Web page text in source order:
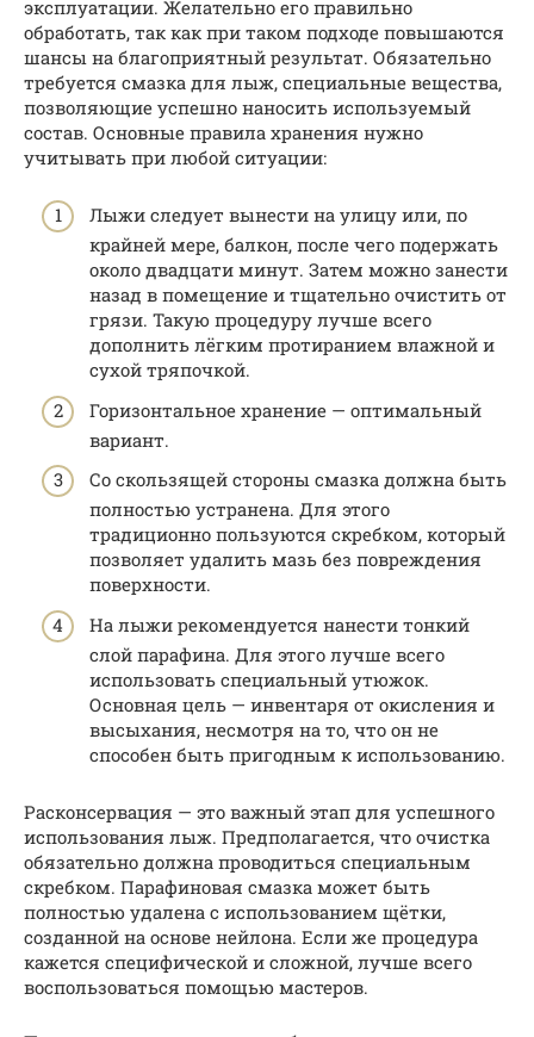
эксплуатации. Желательно его правильно
обработать, так как при таком подходе повышаются
шансы на благоприятный результат. Обязательно
требуется смазка для лыж, специальные вещества,
позволяющие успешно наносить используемый
состав. Основные правила хранения нужно
учитывать при любой ситуации:
Лыжи следует вынести на улицу или, по
крайней мере, балкон, после чего подержать
около двадцати минут. Затем можно занести
назад в помещение и тщательно очистить от
грязи. Такую процедуру лучше всего
дополнить лёгким протиранием влажной и
сухой тряпочкой.
Горизонтальное хранение — оптимальный
вариант.
Со скользящей стороны смазка должна быть
полностью устранена. Для этого
традиционно пользуются скребком, который
позволяет удалить мазь без повреждения
поверхности.
На лыжи рекомендуется нанести тонкий
слой парафина. Для этого лучше всего
использовать специальный утюжок.
Основная цель — инвентаря от окисления и
высыхания, несмотря на то, что он не
способен быть пригодным к использованию.
Расконсервация — это важный этап для успешного
использования лыж. Предполагается, что очистка
обязательно должна проводиться специальным
скребком. Парафиновая смазка может быть
полностью удалена с использованием щётки,
созданной на основе нейлона. Если же процедура
кажется специфической и сложной, лучше всего
воспользоваться помощью мастеров.